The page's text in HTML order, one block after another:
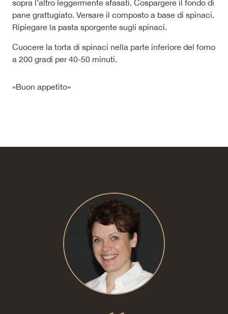
sopra l’altro leggermente sfasati. Cospargere il fondo di
pane grattugiato. Versare il composto a base di spinaci.
Ripiegare la pasta sporgente sugli spinaci.
Cuocere la torta di spinaci nella parte inferiore del forno
a 200 gradi per 40-50 minuti.
«Buon appetito»